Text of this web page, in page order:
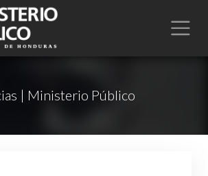
| Ministerio Público